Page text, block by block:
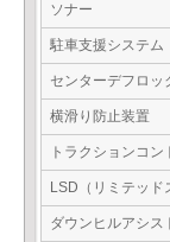
ソナー
駐車支援システム
センターデフロッ
横滑り防止装置
トラクションコン
LSD（リミテッド
ダウンヒルアシス